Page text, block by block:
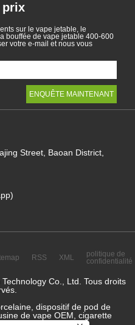
prix
sur le vape jetable, le
bouffée de vape jetable 400-600
votre e-mail et nous vous
Street, Baoan District,
RSS XML
politique de
confidentialité
Co., Ltd. Tous droits
dispositif de pod de
de vape OEM, cigarette